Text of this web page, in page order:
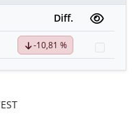
Diff.
-10,81 %